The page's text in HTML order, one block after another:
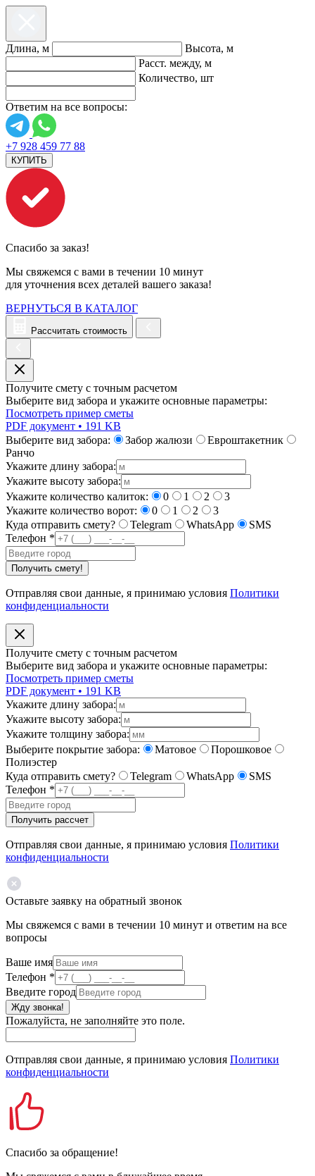
Длина, м
Высота, м
Расст. между, м
Количество, шт
Ответим на все вопросы:
+7 928 459 77 88
КУПИТЬ
Спасибо за заказ!
Мы свяжемся с вами в течении 10 минут
для уточнения всех деталей вашего заказа!
ВЕРНУТЬСЯ В КАТАЛОГ
Рассчитать стоимость
Получите смету с точным расчетом
Выберите вид забора и укажите основные параметры:
Посмотреть пример сметы
PDF документ • 191 KB
Выберите вид забора:
Забор жалюзи
Евроштакетник
Ранчо
Укажите длину забора:
Укажите высоту забора:
Укажите количество калиток:
0 1 2
3
Укажите количество ворот:
0 1 2
3
Куда отправить смету?
Telegram WhatsApp
SMS
Телефон *
Получить смету!
Отправляя свои данные, я принимаю условия Политики
конфиденциальности
Получите смету с точным расчетом
Выберите вид забора и укажите основные параметры:
Посмотреть пример сметы
PDF документ • 191 KB
Укажите длину забора:
Укажите высоту забора:
Укажите толщину забора:
Выберите покрытие забора:
Матовое
Порошковое
Полиэстер
Куда отправить смету?
Telegram WhatsApp
SMS
Телефон *
Получить рассчет
Отправляя свои данные, я принимаю условия Политики
конфиденциальности
Оставьте заявку на обратный звонок
Мы свяжемся с вами в течении 10 минут и ответим на все
вопросы
Ваше имя
Телефон *
Введите город
Жду звонка!
Пожалуйста, не заполняйте это поле.
Отправляя свои данные, я принимаю условия Политики
конфиденциальности
Спасибо за обращение!